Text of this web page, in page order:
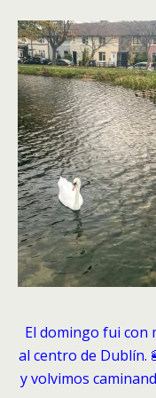
El domingo fui con
al centro de Dublín.
y volvimos